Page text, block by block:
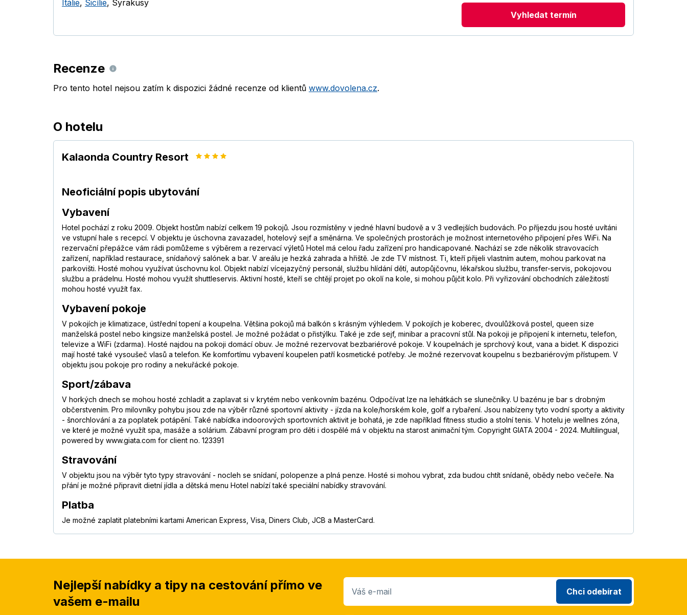
Itálie, Sicílie, Syrakusy
Vyhledat termín
Recenze
Pro tento hotel nejsou zatím k dispozici žádné recenze od klientů www.dovolena.cz.
O hotelu
Kalaonda Country Resort
Neoficiální popis ubytování
Vybavení
Hotel pochází z roku 2009. Objekt hostům nabízí celkem 19 pokojů. Jsou rozmístěny v jedné hlavní budově a v 3 vedlejších budovách. Po příjezdu jsou hosté uvítáni
ve vstupní hale s recepcí. V objektu je úschovna zavazadel, hotelový sejf a směnárna. Ve společných prostorách je možnost internetového připojení přes WiFi. Na
rezervační přepážce vám rádi pomůžeme s výběrem a rezervací výletů Hotel má celou řadu zařízení pro handicapované. Nachází se zde několik stravovacích
zařízení, například restaurace, snídaňový salónek a bar. V areálu je hezká zahrada a hřiště. Je zde TV místnost. Ti, kteří přijeli vlastním autem, mohou parkovat na
parkovišti. Hosté mohou využívat úschovnu kol. Objekt nabízí vícejazyčný personál, službu hlídání dětí, autopůjčovnu, lékařskou službu, transfer-servis, pokojovou
službu a prádelnu. Hosté mohou využít shuttleservis. Aktivní hosté, kteří se chtějí projet po okolí na kole, si mohou půjčit kolo. Při vyřizování obchodních záležitostí
mohou hosté využít fax.
Vybavení pokoje
V pokojích je klimatizace, ústřední topení a koupelna. Většina pokojů má balkón s krásným výhledem. V pokojích je koberec, dvoulůžková postel, queen size
manželská postel nebo kingsize manželská postel. Je možné požádat o přistýlku. Také je zde sejf, minibar a pracovní stůl. Na pokoji je připojení k internetu, telefon,
televize a WiFi (zdarma). Hosté najdou na pokoji domácí obuv. Je možné rezervovat bezbariérové pokoje. V koupelnách je sprchový kout, vana a bidet. K dispozici
mají hosté také vysoušeč vlasů a telefon. Ke komfortímu vybavení koupelen patří kosmetické potřeby. Je možné rezervovat koupelnu s bezbariérovým přístupem. V
objektu jsou pokoje pro rodiny a nekuřácké pokoje.
Sport/zábava
V horkých dnech se mohou hosté zchladit a zaplavat si v krytém nebo venkovním bazénu. Odpočívat lze na lehátkách se slunečníky. U bazénu je bar s drobným
občerstvením. Pro milovníky pohybu jsou zde na výběr různé sportovní aktivity - jízda na kole/horském kole, golf a rybaření. Jsou nabízeny tyto vodní sporty a aktivity
- šnorchlování a za poplatek potápění. Také nabídka indoorových sportovních aktivit je bohatá, je zde například fitness studio a stolní tenis. V hotelu je wellnes zóna,
ve které je možné využít spa, masáže a solárium. Zábavní program pro děti i dospělé má v objektu na starost animační tým. Copyright GIATA 2004 - 2024. Multilingual,
powered by www.giata.com for client no. 123391
Stravování
V objektu jsou na výběr tyto typy stravování - nocleh se snídaní, polopenze a plná penze. Hosté si mohou vybrat, zda budou chtít snídaně, obědy nebo večeře. Na
přání je možné připravit dietní jídla a dětská menu Hotel nabízí také speciální nabídky stravování.
Platba
Je možné zaplatit platebními kartami American Express, Visa, Diners Club, JCB a MasterCard.
Nejlepší nabídky a tipy na cestování přímo ve
vašem e-mailu
Váš e-mail Chci odebírat